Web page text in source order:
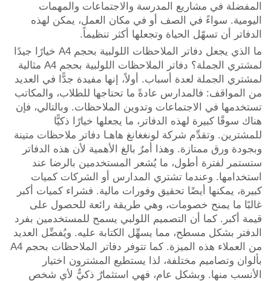
الموارد
اتصل بنا
المفضلة في مشاريع المدرسة والاجتماعات والمهمات
اليومية. سواءً في الصف أو في مكان العمل، يمكن لهذه
الدفاتر أن تسهّل الحياة وتجعلها أكثر تنظيماً.
ما الذي يجعل دفاتر الملاحظات اللولبية بحجم A4 خيارًا جيدًا
لمشتري الجملة؟ دفاتر الملاحظات اللولبية بحجم A4 مثالية
لمشتري الجملة لعدة أسباب. أولاً، إنها مفيدة جدًّا في العديد
من المواقف: فالمدارس عادةً ما تحتاجها للطلاب، والمكاتب
تستخدمها في الاجتماعات وتدوين الملاحظات. وبالتالي، فإن
هناك سوقًا كبيرة لهذه الدفاتر، ما يجعلها خيارًا ذكيًّا
للمشترين. وتقدِّم شركة لونغغانغ هاهـا دفاتر ملاحظات متينة
وبجودة ورق ممتازة. وهذا أمرٌ بالغ الأهمية لأن هذه الدفاتر
ستستمر لفترة أطول، ما يُشعر المستخدمين بالرضا عند
استخدامها. وعندما تشتري المدارس أو الشركات كميات
كبيرة، يمكنها أيضًا تحقيق وفورات مالية. فشراء كميات أكبر
غالبًا ما يمنح خصومات، وهي طريقة رائعة للحصول على
قيمة أكبر. كما أن التصميم اللولبي يسمح للمستخدمين بفرد
الدفتر بشكل مسطح، مما يسهِّل الكتابة عليه. ويُفضِّل العديد
من العملاء هذه الميزة. كما تتوفر دفاتر الملاحظات بحجم A4
بألوان وتصاميم مختلفة، لذا يستطيع المشترون اختيار
الأنسب منها. وبشكل عام، فهي استثمارٌ ذكيٌّ لأي شخص